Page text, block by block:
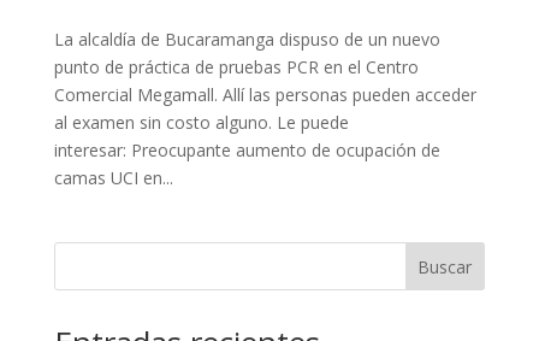
La alcaldía de Bucaramanga dispuso de un nuevo
punto de práctica de pruebas PCR en el Centro
Comercial Megamall. Allí las personas pueden acceder
al examen sin costo alguno. Le puede
interesar: Preocupante aumento de ocupación de
camas UCI en...
Buscar